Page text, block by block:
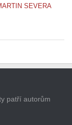
SEVERA
patří autorům